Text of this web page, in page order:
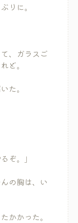
りに。
、ガラスご
ど。
た。
ぞ。」
の胸は、い
かかった。